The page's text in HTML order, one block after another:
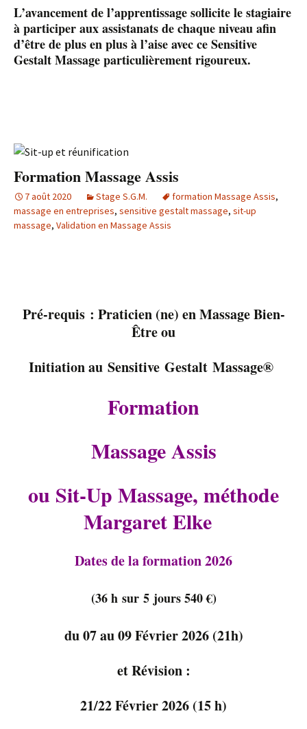
L’avancement de l’apprentissage sollicite le stagiaire
à participer aux assistanats de chaque niveau afin
d’être de plus en plus à l’aise avec ce Sensitive
Gestalt Massage particulièrement rigoureux.
Formation Massage Assis
7 août 2020 Stage S.G.M. formation Massage Assis,
massage en entreprises, sensitive gestalt massage, sit-up
massage, Validation en Massage Assis
Pré-requis : Praticien (ne) en Massage Bien-
Être ou
Initiation au Sensitive Gestalt Massage®
Formation
Massage Assis
ou Sit-Up Massage, méthode
Margaret Elke
Dates de la formation 2026
(36 h sur 5 jours 540 €)
du 07 au 09 Février 2026 (21h)
et Révision :
21/22 Février 2026 (15 h)